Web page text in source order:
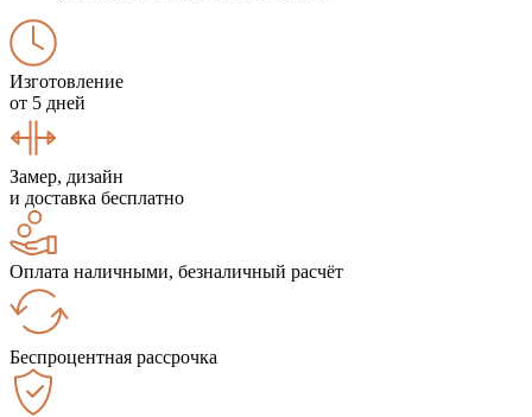
Изготовление
от 5 дней
Замер, дизайн
и доставка бесплатно
Оплата наличными, безналичный расчёт
Беспроцентная рассрочка